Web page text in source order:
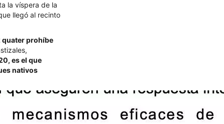
la víspera de la
llegó al recinto
quater prohíbe
es el que
nativos